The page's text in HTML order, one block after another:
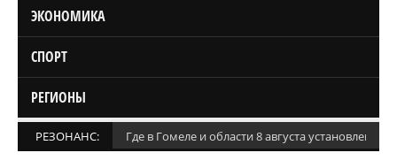
ЭКОНОМИКА
СПОРТ
РЕГИОНЫ
РЕЗОНАНС: Где в Гомеле и области 8 августа установлены